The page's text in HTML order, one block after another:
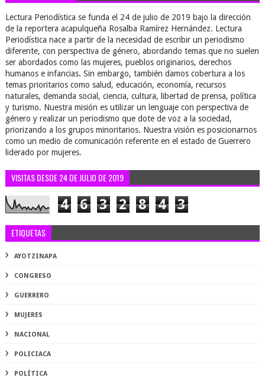
Lectura Periodística se funda el 24 de julio de 2019 bajo la dirección
de la reportera acapulqueña Rosalba Ramírez Hernández. Lectura
Periodística nace a partir de la necesidad de escribir un periodismo
diferente, con perspectiva de género, abordando temas que no suelen
ser abordados como las mujeres, pueblos originarios, derechos
humanos e infancias. Sin embargo, también damos cobertura a los
temas prioritarios como salud, educación, economía, recursos
naturales, demanda social, ciencia, cultura, libertad de prensa, política
y turismo. Nuestra misión es utilizar un lenguaje con perspectiva de
género y realizar un periodismo que dote de voz a la sociedad,
priorizando a los grupos minoritarios. Nuestra visión es posicionarnos
como un medio de comunicación referente en el estado de Guerrero
liderado por mujeres.
VISITAS DESDE 24 DE JULIO DE 2019
4 6 3 2 8 4 3
ETIQUETAS
AYOTZINAPA
CONGRESO
GUERRERO
MUJERES
NACIONAL
POLICIACA
POLÍTICA